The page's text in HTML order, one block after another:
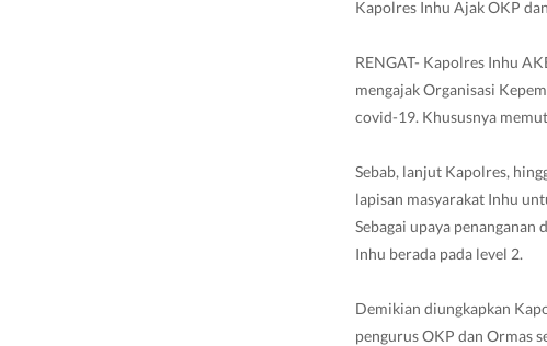
Kapolres Inhu Ajak OKP
RENGAT- Kapolres Inhu
mengajak Organisasi
covid-19. Khususnya
Sebab, lanjut Kapolres,
lapisan masyarakat Inhu
Sebagai upaya
Inhu berada pada level 2.
Demikian diungkapkan
pengurus OKP dan Ormas